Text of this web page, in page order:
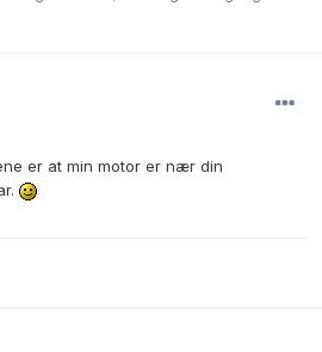
er at min motor er nær din